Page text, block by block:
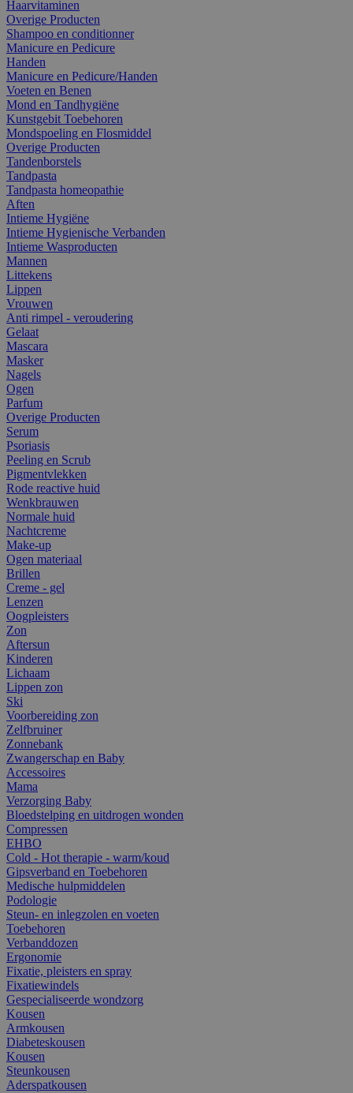
Haarvitaminen
Overige Producten
Shampoo en conditionner
Manicure en Pedicure
Handen
Manicure en Pedicure/Handen
Voeten en Benen
Mond en Tandhygiëne
Kunstgebit Toebehoren
Mondspoeling en Flosmiddel
Overige Producten
Tandenborstels
Tandpasta
Tandpasta homeopathie
Aften
Intieme Hygiëne
Intieme Hygienische Verbanden
Intieme Wasproducten
Mannen
Littekens
Lippen
Vrouwen
Anti rimpel - veroudering
Gelaat
Mascara
Masker
Nagels
Ogen
Parfum
Overige Producten
Serum
Psoriasis
Peeling en Scrub
Pigmentvlekken
Rode reactive huid
Wenkbrauwen
Normale huid
Nachtcreme
Make-up
Ogen materiaal
Brillen
Creme - gel
Lenzen
Oogpleisters
Zon
Aftersun
Kinderen
Lichaam
Lippen zon
Ski
Voorbereiding zon
Zelfbruiner
Zonnebank
Zwangerschap en Baby
Accessoires
Mama
Verzorging Baby
Bloedstelping en uitdrogen wonden
Compressen
EHBO
Cold - Hot therapie - warm/koud
Gipsverband en Toebehoren
Medische hulpmiddelen
Podologie
Steun- en inlegzolen en voeten
Toebehoren
Verbanddozen
Ergonomie
Fixatie, pleisters en spray
Fixatiewindels
Gespecialiseerde wondzorg
Kousen
Armkousen
Diabeteskousen
Kousen
Steunkousen
Aderspatkousen